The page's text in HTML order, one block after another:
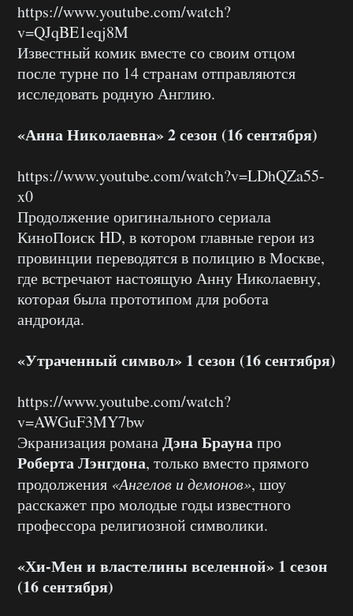
https://www.youtube.com/watch?
v=QJqBE1eqj8M
Известный комик вместе со своим отцом
после турне по 14 странам отправляются
исследовать родную Англию.
«Анна Николаевна» 2 сезон (16 сентября)
https://www.youtube.com/watch?v=LDhQZa55-
x0
Продолжение оригинального сериала
КиноПоиск HD, в котором главные герои из
провинции переводятся в полицию в Москве,
где встречают настоящую Анну Николаевну,
которая была прототипом для робота
андроида.
«Утраченный символ» 1 сезон (16 сентября)
https://www.youtube.com/watch?
v=AWGuF3MY7bw
Экранизация романаДэна Браунапро
Роберта Лэнгдона, только вместо прямого
продолжения «Ангелов и демонов», шоу
расскажет про молодые годы известного
профессора религиозной символики.
«Хи-Мен и властелины вселенной» 1 сезон
(16 сентября)